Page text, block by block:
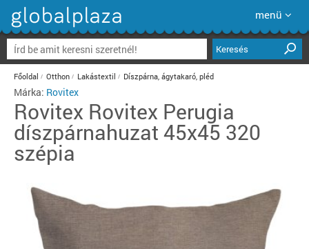
menü
Keresés
Főoldal Otthon Lakástextil Díszpárna, ágytakaró, pléd
Márka: Rovitex
Rovitex Rovitex Perugia
díszpárnahuzat 45x45 320
szépia